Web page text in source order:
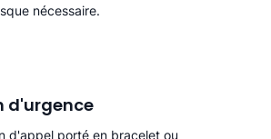
nécessaire.
d'urgence
d'appel porté en bracelet ou